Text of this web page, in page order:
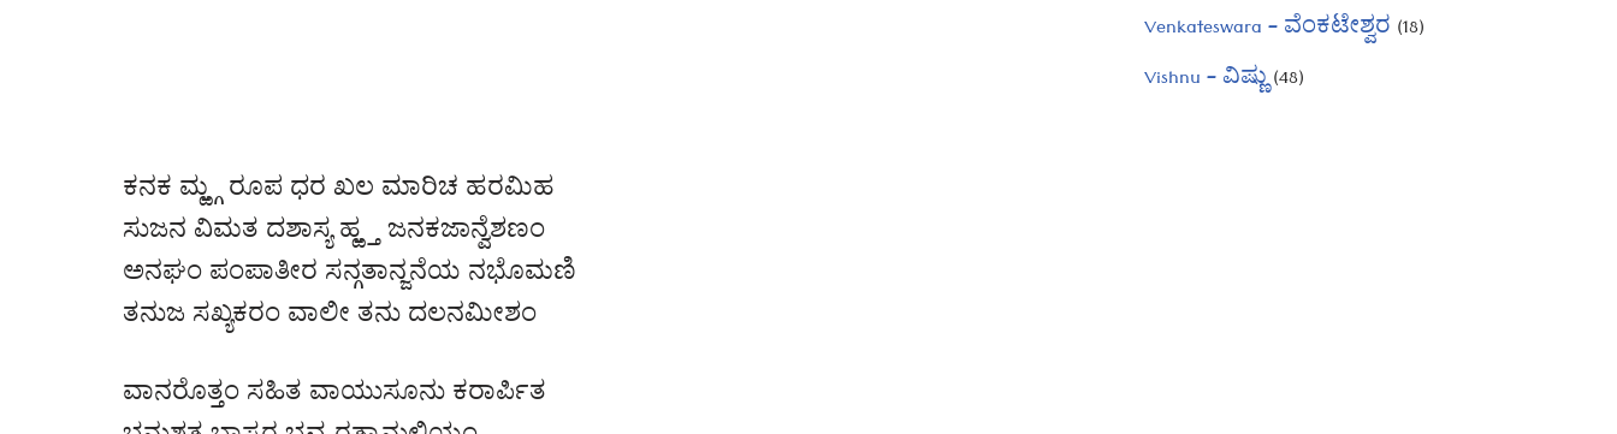
ಕನಕ ಮ್ಱ್ಗ ರೂಪ ಧರ ಖಲ ಮಾರಿಚ ಹರಮಿಹ
ಸುಜನ ವಿಮತ ದಶಾಸ್ಯ ಹ್ಱ್ತ ಜನಕಜಾನ್ವೆಶಣಂ
ಅನಘಂ ಪಂಪಾತೀರ ಸನ್ಗತಾನ್ಜನೆಯ ನಭೊಮಣಿ
ತನುಜ ಸಖ್ಯಕರಂ ವಾಲೀ ತನು ದಲನಮೀಶಂ
ವಾನರೊತ್ತಂ ಸಹಿತ ವಾಯುಸೂನು ಕರಾರ್ಪಿತ
Venkateswara – ವೆಂಕಟೇಶ್ವರ (18)
Vishnu – ವಿಷ್ಣು(48)